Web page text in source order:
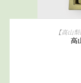
【高山
高